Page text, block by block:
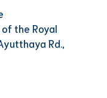
the Royal
Rd.,